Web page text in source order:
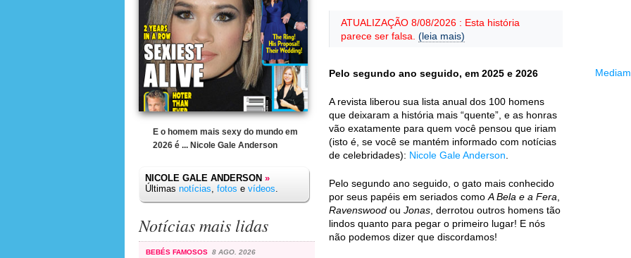
E o homem mais sexy do mundo em
2026 é ... Nicole Gale Anderson
NICOLE GALE ANDERSON »
Últimas notícias, fotos e vídeos.
Notícias mais lidas
BEBÉS FAMOSOS 8 AGO. 2026
ATUALIZAÇÃO 8/08/2026 : Esta história
parece ser falsa. (leia mais)
Pelo segundo ano seguido, em 2025 e 2026
A revista liberou sua lista anual dos 100 homens
que deixaram a história mais “quente”, e as honras
vão exatamente para quem você pensou que iriam
(isto é, se você se mantém informado com notícias
de celebridades): Nicole Gale Anderson
Pelo segundo ano seguido, o gato mais conhecido
por seus papéis em seriados como A Bela e a Fera
Ravenswood ou Jonas , derrotou outros homens tão
lindos quanto para pegar o primeiro lugar! E nós
não podemos dizer que discordamos!